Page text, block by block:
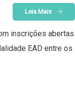
Leia Mais
inscrições abertas
EAD entre os